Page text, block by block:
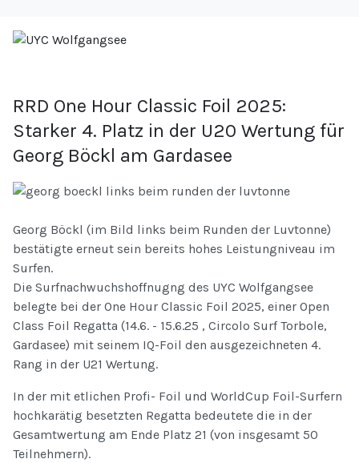
RRD One Hour Classic Foil 2025:
Starker 4. Platz in der U20 Wertung für
Georg Böckl am Gardasee
Georg Böckl (im Bild links beim Runden der Luvtonne)
bestätigte erneut sein bereits hohes Leistungniveau im
Surfen.
Die Surfnachwuchshoffnugng des UYC Wolfgangsee
belegte bei der One Hour Classic Foil 2025, einer Open
Class Foil Regatta (14.6. - 15.6.25 , Circolo Surf Torbole,
Gardasee) mit seinem IQ-Foil den ausgezeichneten 4.
Rang in der U21 Wertung.
In der mit etlichen Profi- Foil und WorldCup Foil-Surfern
hochkarätig besetzten Regatta bedeutete die in der
Gesamtwertung am Ende Platz 21 (von insgesamt 50
Teilnehmern).